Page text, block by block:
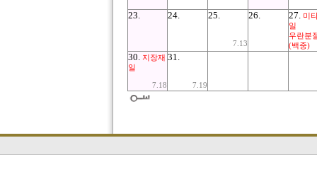
23. 24. 25.
7.13
26. 27. 미
일
우란분
(백중)
30. 지장재
일
7.18
31.
7.19